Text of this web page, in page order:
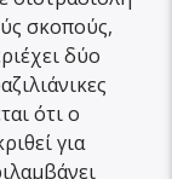
σκοπούς,
δύο
ότι ο
για